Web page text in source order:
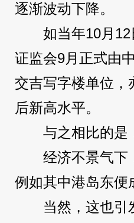
逐渐波动下降。
如当年10月
证监会9月正式由
交吉写字楼单位，
后新高水平。
与之相比的是
经济不景气下
例如其中港岛东便
当然，这也引